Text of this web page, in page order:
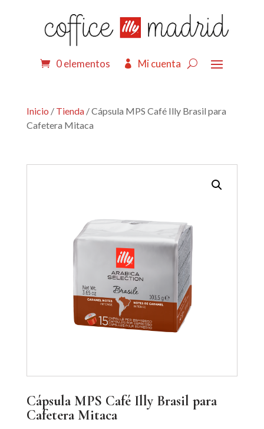
0 elementos Mi cuenta
Inicio / Tienda/ Cápsula MPS Café Illy Brasil para
Cafetera Mitaca
Cápsula MPS Café Illy Brasil para
Cafetera Mitaca